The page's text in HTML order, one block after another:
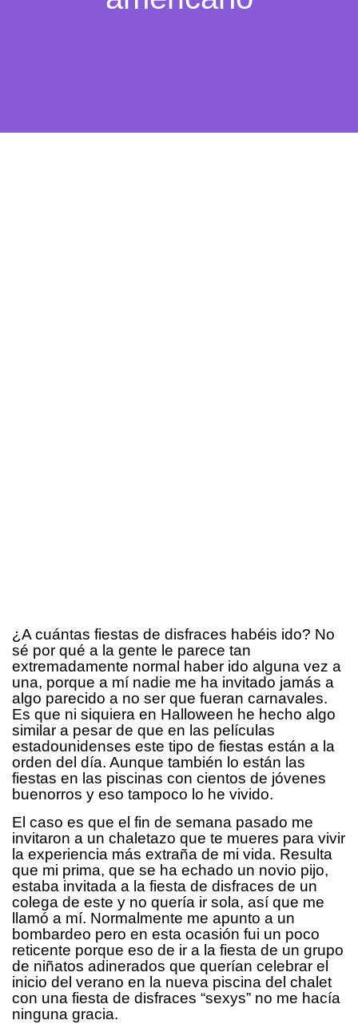
¿A cuántas fiestas de disfraces habéis ido? No
sé por qué a la gente le parece tan
extremadamente normal haber ido alguna vez a
una, porque a mí nadie me ha invitado jamás a
algo parecido a no ser que fueran carnavales.
Es que ni siquiera en Halloween he hecho algo
similar a pesar de que en las películas
estadounidenses este tipo de fiestas están a la
orden del día. Aunque también lo están las
fiestas en las piscinas con cientos de jóvenes
buenorros y eso tampoco lo he vivido.
El caso es que el fin de semana pasado me
invitaron a un chaletazo que te mueres para vivir
la experiencia más extraña de mi vida. Resulta
que mi prima, que se ha echado un novio pijo,
estaba invitada a la fiesta de disfraces de un
colega de este y no quería ir sola, así que me
llamó a mí. Normalmente me apunto a un
bombardeo pero en esta ocasión fui un poco
reticente porque eso de ir a la fiesta de un grupo
de niñatos adinerados que querían celebrar el
inicio del verano en la nueva piscina del chalet
con una fiesta de disfraces “sexys” no me hacía
ninguna gracia.